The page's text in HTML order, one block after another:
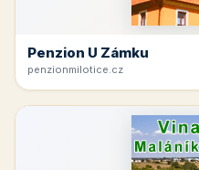
Penzion U Zámku
penzionmilotice.cz